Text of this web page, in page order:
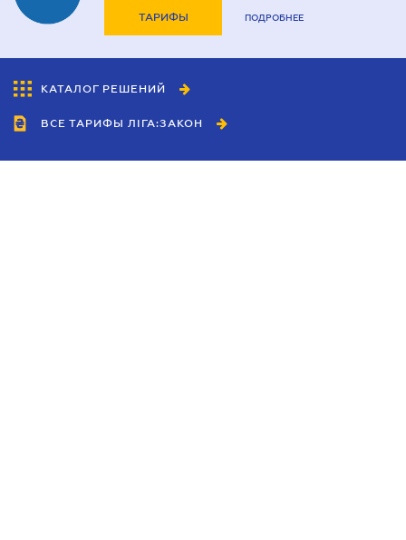
ТАРИФЫ ПОДРОБНЕЕ
КАТАЛОГ РЕШЕНИЙ
ВСЕ ТАРИФЫ ЛІГА:ЗАКОН